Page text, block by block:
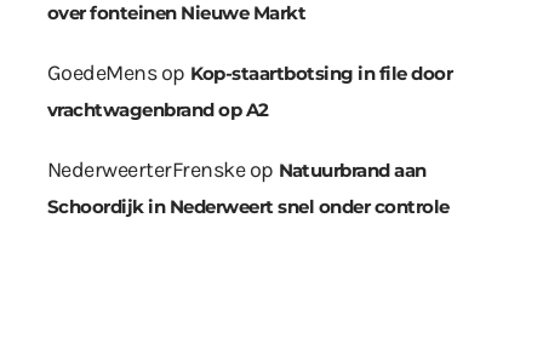
over fonteinen Nieuwe Markt
GoedeMensop Kop-staartbotsing in file door
vrachtwagenbrand op A2
NederweerterFrenskeop Natuurbrand aan
Schoordijk in Nederweert snel onder controle